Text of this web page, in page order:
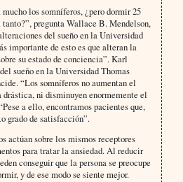
los somníferos, ¿pero dormir 25
pregunta Wallace B. Mendelson,
del sueño en la Universidad
importante de esto es que alteran la
su estado de conciencia”. Karl
sueño en la Universidad Thomas
“Los somníferos no aumentan el
drástica, ni disminuyen enormemente el
a ello, encontramos pacientes que,
grado de satisfacción”.
actúan sobre los mismos receptores
para tratar la ansiedad. Al reducir
conseguir que la persona se preocupe
y de ese modo se siente mejor.